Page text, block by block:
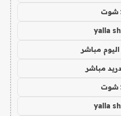
شوت
yalla
مباشر
مباشر
شوت
yalla